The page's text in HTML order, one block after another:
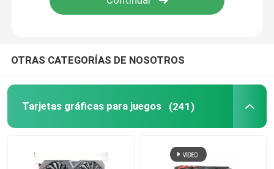
OTRAS CATEGORÍAS DE NOSOTROS
Tarjetas gráficas para juegos (241)